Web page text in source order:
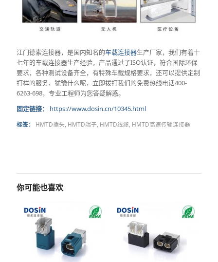
江门德索连接器，是国内知名的车载连接器生产厂家，我们有着十
七年的车载连接器生产经验，产品通过了ISO认证，符合国际环保
要求，各种测试设备齐全，有特殊车载规格要求，还可以提供定制
打样的服务，犹豫什么呢，立即拨打我们的免费热线电话400-
6263-698，专业工程师为您答疑解惑。
固定链接：
https://www.dosin.cn/10345.html
标签： HMTD插头, HMTD端子, HMTD线缆, HMTD高速传输连接器
你可能也喜欢